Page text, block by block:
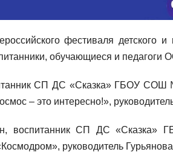
фестиваля детского и
обучающиеся и педагоги
СП ДС «Сказка» ГБОУ СОШ
– это интересно!»,
воспитанник СП ДС
руководитель